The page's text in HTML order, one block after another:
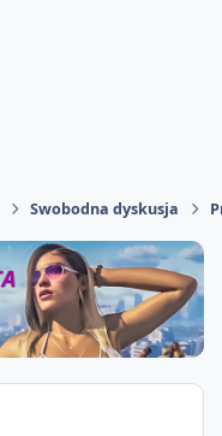
Swobodna dyskusja